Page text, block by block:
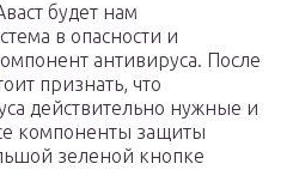
будет нам
в опасности и
антивируса. После
признать, что
действительно нужные и
компоненты защиты
зеленой кнопке